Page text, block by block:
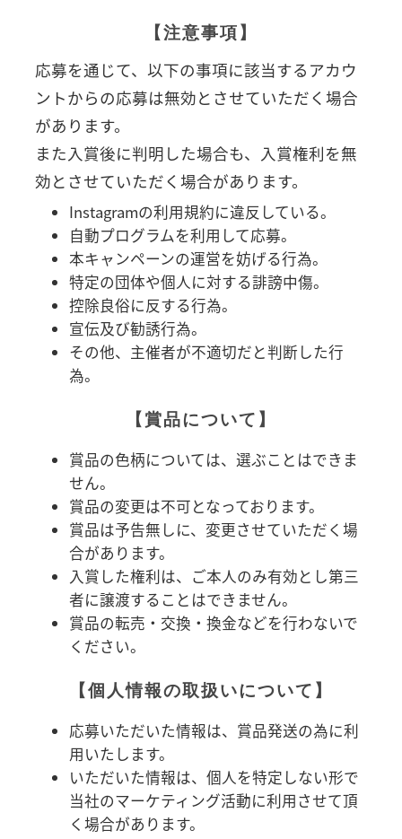
【注意事項】
応募を通じて、以下の事項に該当するアカウ
ントからの応募は無効とさせていただく場合
があります。
また入賞後に判明した場合も、入賞権利を無
効とさせていただく場合があります。
Instagramの利用規約に違反している。
自動プログラムを利用して応募。
本キャンペーンの運営を妨げる行為。
特定の団体や個人に対する誹謗中傷。
控除良俗に反する行為。
宣伝及び勧誘行為。
その他、主催者が不適切だと判断した行
為。
【賞品について】
賞品の色柄については、選ぶことはできま
せん。
賞品の変更は不可となっております。
賞品は予告無しに、変更させていただく場
合があります。
入賞した権利は、ご本人のみ有効とし第三
者に譲渡することはできません。
賞品の転売・交換・換金などを行わないで
ください。
【個人情報の取扱いについて】
応募いただいた情報は、賞品発送の為に利
用いたします。
いただいた情報は、個人を特定しない形で
当社のマーケティング活動に利用させて頂
く場合があります。